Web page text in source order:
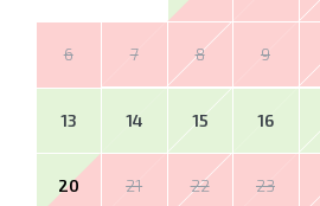
6 7 8 9
13 14 15 16
20 21 22 23